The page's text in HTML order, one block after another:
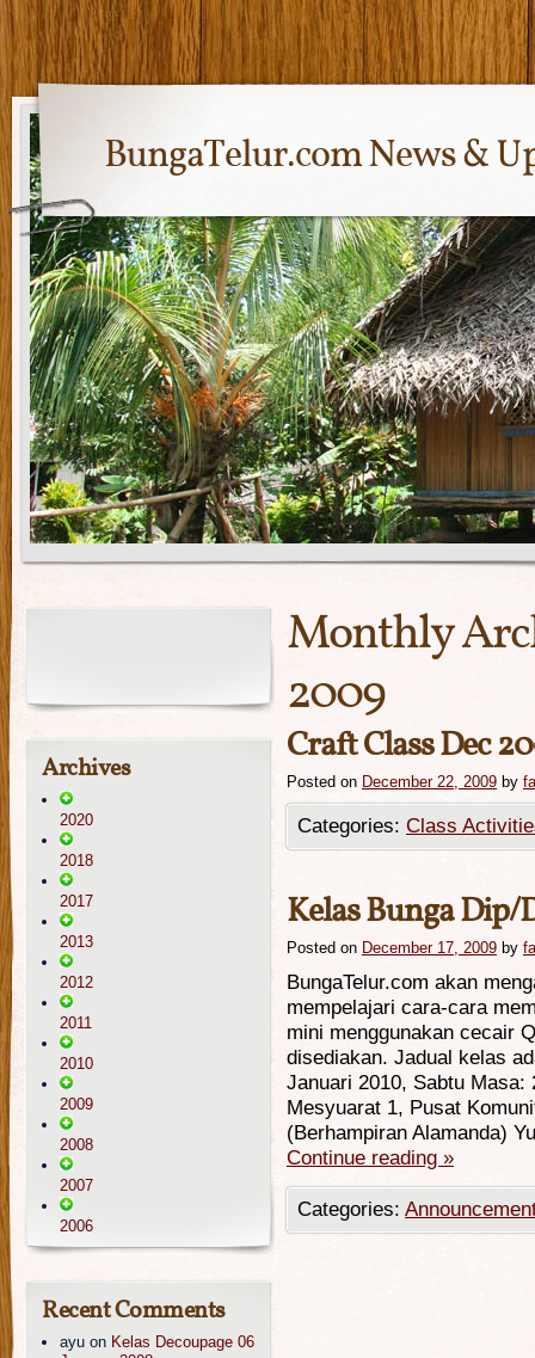
BungaTelur.com News &
Monthly
2009
Craft Class Dec
Posted on December 22, 2009 by
Categories: Class
Kelas Bunga Dip/
Posted on December 17, 2009 by
BungaTelur.com akan
mempelajari cara-cara
mini menggunakan cecair
disediakan. Jadual kelas
Januari 2010, Sabtu Masa:
Mesyuarat 1, Pusat
(Berhampiran Alamanda)
Continue reading »
Categories:
Archives
2020
2018
2017
2013
2012
2011
2010
2009
2008
2007
2006
Recent Comments
ayu on Kelas Decoupage 06